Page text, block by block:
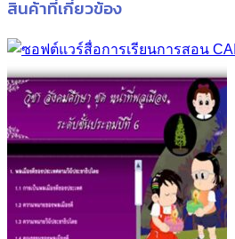
สินค้าที่เกี่ยวข้อง